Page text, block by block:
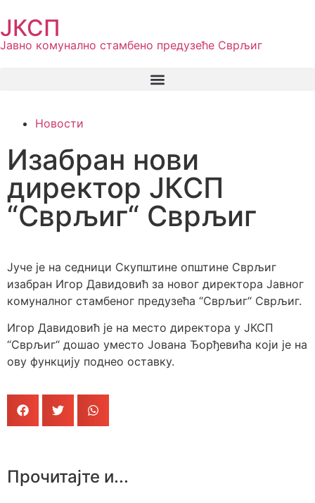
ЈКСП
Јавно комунално стамбено предузеће Сврљиг
Новости
Изабран нови
директор ЈКСП
“Сврљиг“ Сврљиг
Јуче је на седници Скупштине општине Сврљиг
изабран Игор Давидовић за новог директора Јавног
комуналног стамбеног предузећа “Сврљиг“ Сврљиг.
Игор Давидовић је на место директора у ЈКСП
“Сврљиг“ дошао уместо Јована Ђорђевића који је на
ову функцију поднео оставку.
Прочитајте и...